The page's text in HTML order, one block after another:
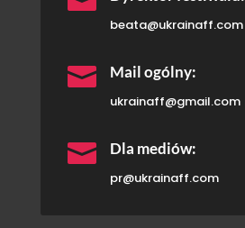
beata@ukrainaff.com
 Mail ogólny:
ukrainaff@gmail.com
 Dla mediów:
pr@ukrainaff.com